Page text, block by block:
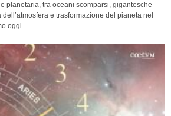
planetaria, tra oceani scomparsi, gigantesche
e trasformazione del pianeta nel
oggi.